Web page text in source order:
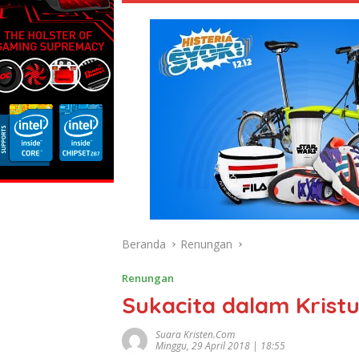
Beranda Renungan
Renungan
Sukacita dalam
Suara Kristen.com
Minggu, 29 April 2018 | 18:55